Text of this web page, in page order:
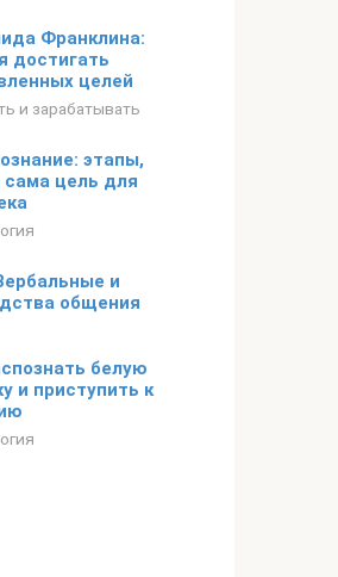
Франклина:
достигать
целей
и зарабатывать
этапы,
сама цель для
и
общения
белую
и приступить к